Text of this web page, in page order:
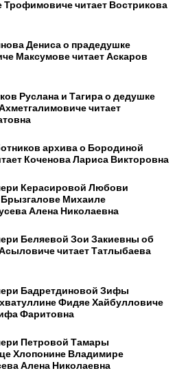
Трофимовиче читает Вострикова
Дениса о прадедушке
Максумове читает Аскаров
Руслана и Тагира о дедушке
читает
архива о Бородиной
Коченова Лариса Викторовна
Керасировой Любови
Михаиле
Алена Николаевна
Беляевой Зои Закиевны об
читает Татлыбаева
Бадретдиновой Зифы
Фидяе Хайбулловиче
Фаритовна
Петровой Тамары
Хлопонине Владимире
Алена Николаевна